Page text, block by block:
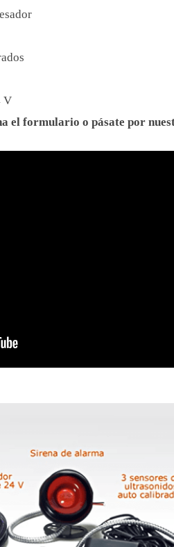
V
el formulario o pásate por